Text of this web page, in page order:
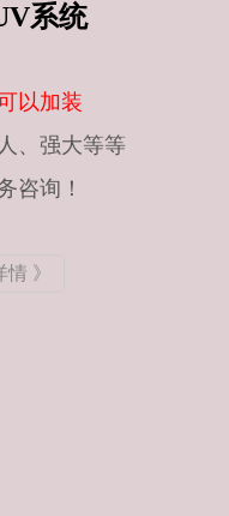
系统
以加装
、强大等等
咨询！
》